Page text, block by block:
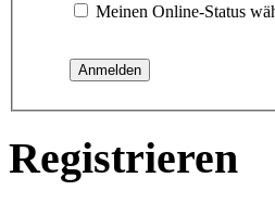
Meinen Online-Status
Registrieren